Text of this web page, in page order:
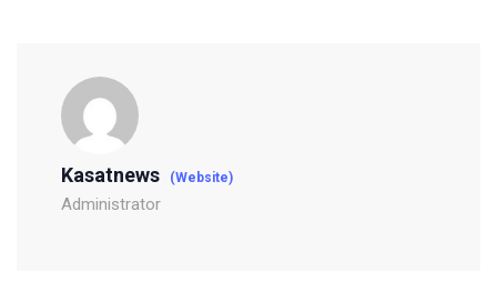
Kasatnews (Website)
Administrator